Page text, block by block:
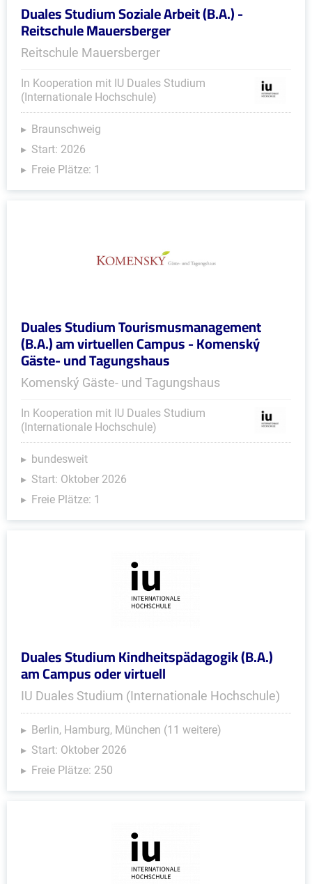
Duales Studium Soziale Arbeit (B.A.) -
Reitschule Mauersberger
Reitschule Mauersberger
In Kooperation mit IU Duales Studium
(Internationale Hochschule)
Braunschweig
Start: 2026
Freie Plätze: 1
Duales Studium Tourismusmanagement
(B.A.) am virtuellen Campus - Komenský
Gäste- und Tagungshaus
Komenský Gäste- und Tagungshaus
In Kooperation mit IU Duales Studium
(Internationale Hochschule)
bundesweit
Start: Oktober 2026
Freie Plätze: 1
Duales Studium Kindheitspädagogik (B.A.)
am Campus oder virtuell
IU Duales Studium (Internationale Hochschule)
Berlin, Hamburg, München (11 weitere)
Start: Oktober 2026
Freie Plätze: 250